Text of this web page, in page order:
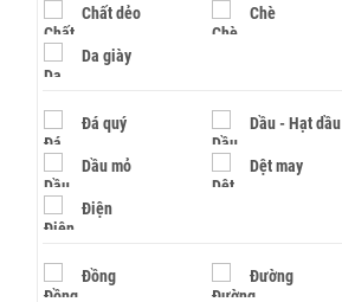
Chất dẻo Chè
Da giày
Đá quý Dầu - Hạt dầu
Dầu mỏ Dệt may
Điện
Đồng Đường